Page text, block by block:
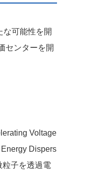
な可能性を開
センターを開
Voltage
Dispers
粒子を透過電